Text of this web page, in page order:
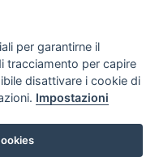
per garantirne il
tracciamento per capire
disattivare i cookie di
Impostazioni